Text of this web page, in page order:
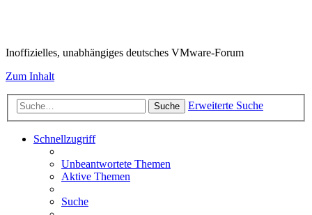
Inoffizielles, unabhängiges deutsches VMware-Forum
Zum Inhalt
Suche Erweiterte Suche
Schnellzugriff
Unbeantwortete Themen
Aktive Themen
Suche